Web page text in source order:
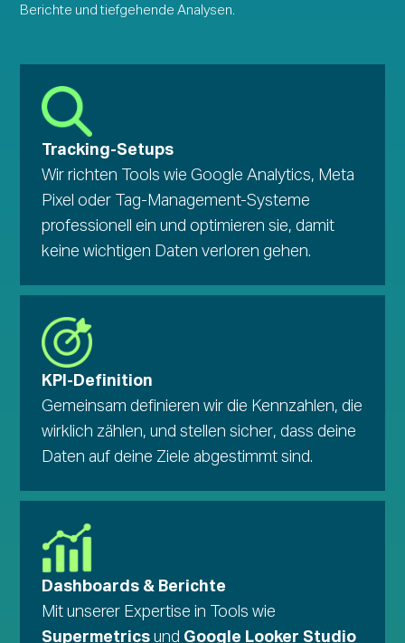
Berichte und tiefgehende Analysen.
Tracking-Setups
Wir richten Tools wie Google Analytics, Meta
Pixel oder Tag-Management-Systeme
professionell ein und optimieren sie, damit
keine wichtigen Daten verloren gehen.
KPI-Definition
Gemeinsam definieren wir die Kennzahlen, die
wirklich zählen, und stellen sicher, dass deine
Daten auf deine Ziele abgestimmt sind.
Dashboards & Berichte
Mit unserer Expertise in Tools wie
Supermetrics und Google Looker Studio